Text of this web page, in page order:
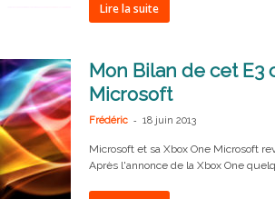
Lire la suite
Mon Bilan de cet E3
Microsoft
Frédéric - 18 juin 2013
Microsoft et sa Xbox One Microsoft
Après l'annonce de la Xbox One